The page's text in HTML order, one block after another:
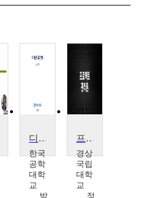
디자인 매니지먼트
한국
공학
대학
교
박
프로젝트관리론
경상
국립
대학
교
정